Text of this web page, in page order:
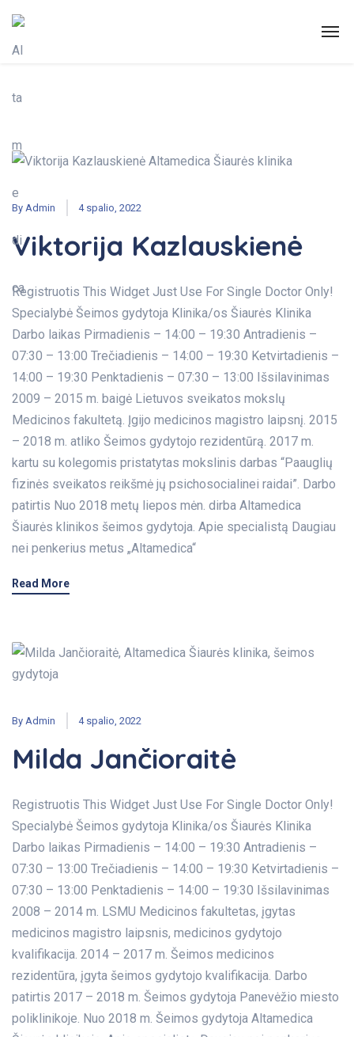
By Admin 4 spalio, 2022
Viktorija Kazlauskienė
Registruotis This Widget Just Use For Single Doctor Only!
Specialybė Šeimos gydytoja Klinika/os Šiaurės Klinika
Darbo laikas Pirmadienis – 14:00 – 19:30 Antradienis –
07:30 – 13:00 Trečiadienis – 14:00 – 19:30 Ketvirtadienis –
14:00 – 19:30 Penktadienis – 07:30 – 13:00 Išsilavinimas
2009 – 2015 m. baigė Lietuvos sveikatos mokslų
Medicinos fakultetą. Įgijo medicinos magistro laipsnį. 2015
– 2018 m. atliko Šeimos gydytojo rezidentūrą. 2017 m.
kartu su kolegomis pristatytas mokslinis darbas “Paauglių
fizinės sveikatos reikšmė jų psichosocialinei raidai”. Darbo
patirtis Nuo 2018 metų liepos mėn. dirba Altamedica
Šiaurės klinikos šeimos gydytoja. Apie specialistą Daugiau
nei penkerius metus „Altamedica“
Read More
By Admin 4 spalio, 2022
Milda Jančioraitė
Registruotis This Widget Just Use For Single Doctor Only!
Specialybė Šeimos gydytoja Klinika/os Šiaurės Klinika
Darbo laikas Pirmadienis – 14:00 – 19:30 Antradienis –
07:30 – 13:00 Trečiadienis – 14:00 – 19:30 Ketvirtadienis –
07:30 – 13:00 Penktadienis – 14:00 – 19:30 Išsilavinimas
2008 – 2014 m. LSMU Medicinos fakultetas, įgytas
medicinos magistro laipsnis, medicinos gydytojo
kvalifikacija. 2014 – 2017 m. Šeimos medicinos
rezidentūra, įgyta šeimos gydytojo kvalifikacija. Darbo
patirtis 2017 – 2018 m. Šeimos gydytoja Panevėžio miesto
poliklinikoje. Nuo 2018 m. Šeimos gydytoja Altamedica